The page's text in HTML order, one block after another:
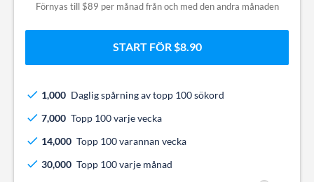
Förnyas till $89 per månad från och med den andra månaden
START FÖR $8.90
1,000 Daglig spårning av topp 100 sökord
7,000 Topp 100 varje vecka
14,000 Topp 100 varannan vecka
30,000 Topp 100 varje månad